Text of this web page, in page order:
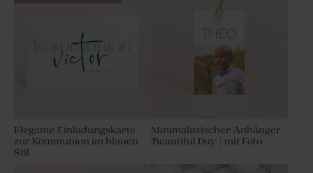
Elegante Einladungskarte
zur Kommunion im blauen
Stil
Minimalistischer Anhänger
'Beautiful Day' | mit Foto